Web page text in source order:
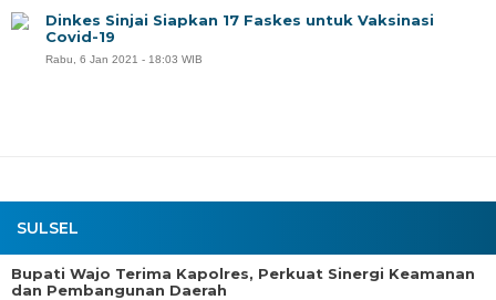
SULSEL
Bupati Wajo Terima Kapolres, Perkuat Sinergi Keamanan
dan Pembangunan Daerah
Dinkes Sinjai Siapkan 17 Faskes untuk Vaksinasi
Covid-19
Rabu, 6 Jan 2021 - 18:03 WIB